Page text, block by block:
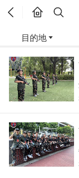
目的地